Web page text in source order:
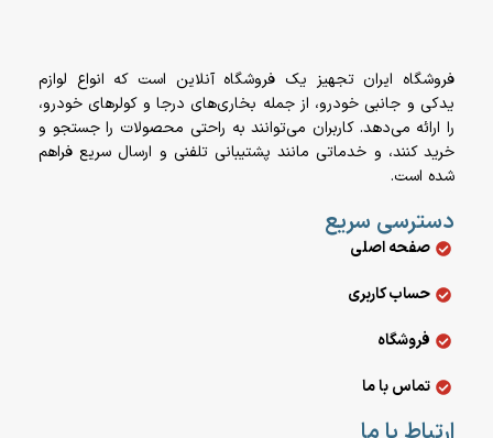
فروشگاه ایران تجهیز یک فروشگاه آنلاین است که انواع لوازم
یدکی و جانبی خودرو، از جمله بخاری‌های درجا و کولرهای خودرو،
را ارائه می‌دهد. کاربران می‌توانند به راحتی محصولات را جستجو و
خرید کنند، و خدماتی مانند پشتیبانی تلفنی و ارسال سریع فراهم
شده است.
دسترسی سریع
صفحه اصلی
حساب کاربری
فروشگاه
تماس با ما